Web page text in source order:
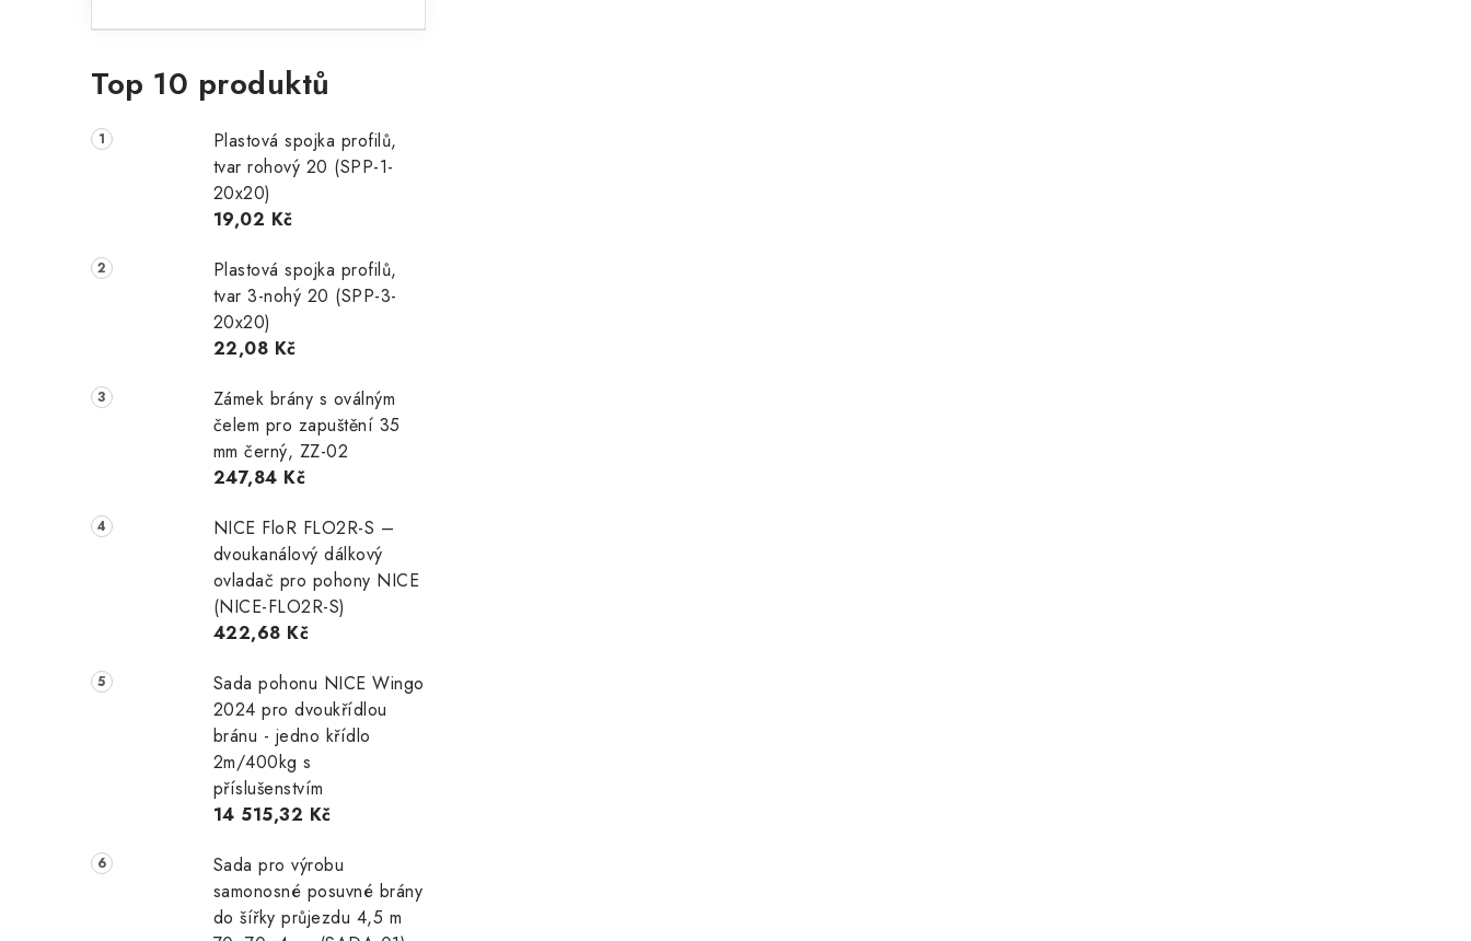
Top 10 produktů
Plastová spojka profilů,
tvar rohový 20 (SPP-1-
20x20)
19,02 Kč
Plastová spojka profilů,
tvar 3-nohý 20 (SPP-3-
20x20)
22,08 Kč
Zámek brány s oválným
čelem pro zapuštění 35
mm černý, ZZ-02
247,84 Kč
NICE FloR FLO2R-S –
dvoukanálový dálkový
ovladač pro pohony NICE
(NICE-FLO2R-S)
422,68 Kč
Sada pohonu NICE Wingo
2024 pro dvoukřídlou
bránu - jedno křídlo
2m/400kg s
příslušenstvím
14 515,32 Kč
Sada pro výrobu
samonosné posuvné brány
do šířky průjezdu 4,5 m